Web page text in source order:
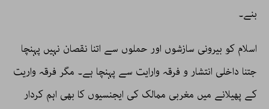
بنے۔
اسلام کو بیرونی سازشوں اور حملوں سے اتنا نقصان نہیں پہنچا
جتنا داخلی انتشار و فرقہ وارایت سے پہنچا ہے۔ مگر فرقہ واریت
کے پھیلانے میں مغربی ممالک کی ایجنسیوں کا بھی اہم کردار